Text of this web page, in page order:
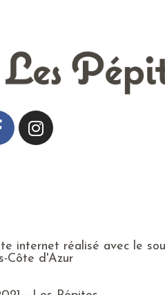
internet réalisé avec le
Côte d'Azur